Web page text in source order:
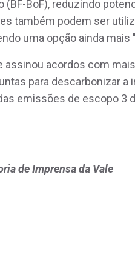
(BF-BoF), reduzindo
também podem ser
uma opção ainda
assinou acordos com
para descarbonizar
emissões de escopo 3
de Imprensa da Vale